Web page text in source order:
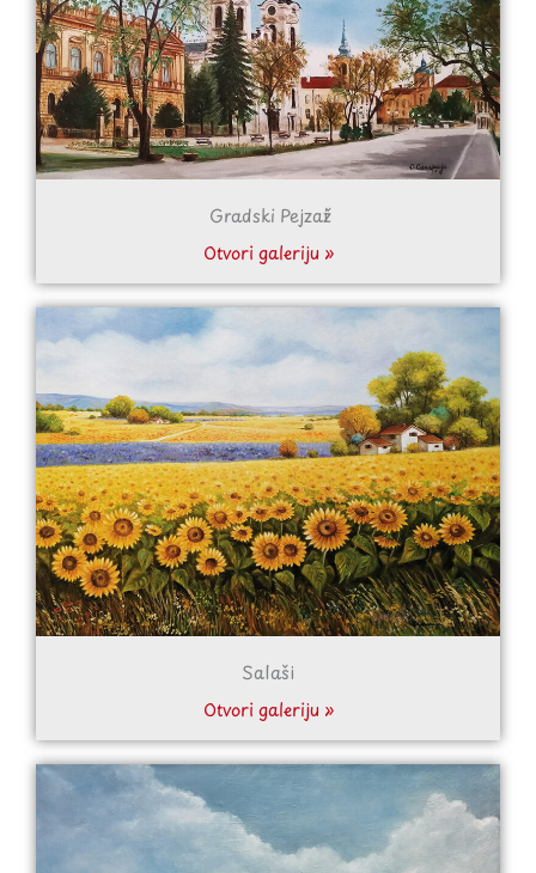
Gradski Pejzaži
Otvori galeriju »
Salaši
Otvori galeriju »